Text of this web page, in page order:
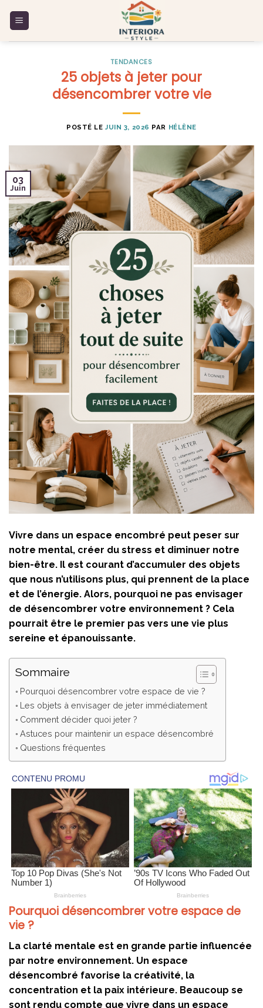
TENDANCES
25 objets à jeter pour
désencombrer votre vie
POSTÉ LEJUIN 3, 2026 PAR HÉLÈNE
03
Juin
Vivre dans un espace encombré peut peser sur
notre mental, créer du stress et diminuer notre
bien-être. Il est courant d’accumuler des objets
que nous n’utilisons plus, qui prennent de la place
et de l’énergie. Alors, pourquoi ne pas envisager
de désencombrer votre environnement ? Cela
pourrait être le premier pas vers une vie plus
sereine et épanouissante.
Sommaire
Pourquoi désencombrer votre espace de vie ?
Les objets à envisager de jeter immédiatement
Comment décider quoi jeter ?
Astuces pour maintenir un espace désencombré
Questions fréquentes
Pourquoi désencombrer votre espace de
vie ?
La clarté mentale est en grande partie influencée
par notre environnement. Un espace
désencombré favorise la créativité, la
concentration et la paix intérieure. Beaucoup se
sont rendu compte que vivre dans un espace